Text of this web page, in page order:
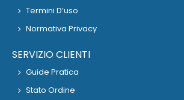
Termini D’uso
Normativa Privacy
SERVIZIO CLIENTI
Guide Pratica
Stato Ordine